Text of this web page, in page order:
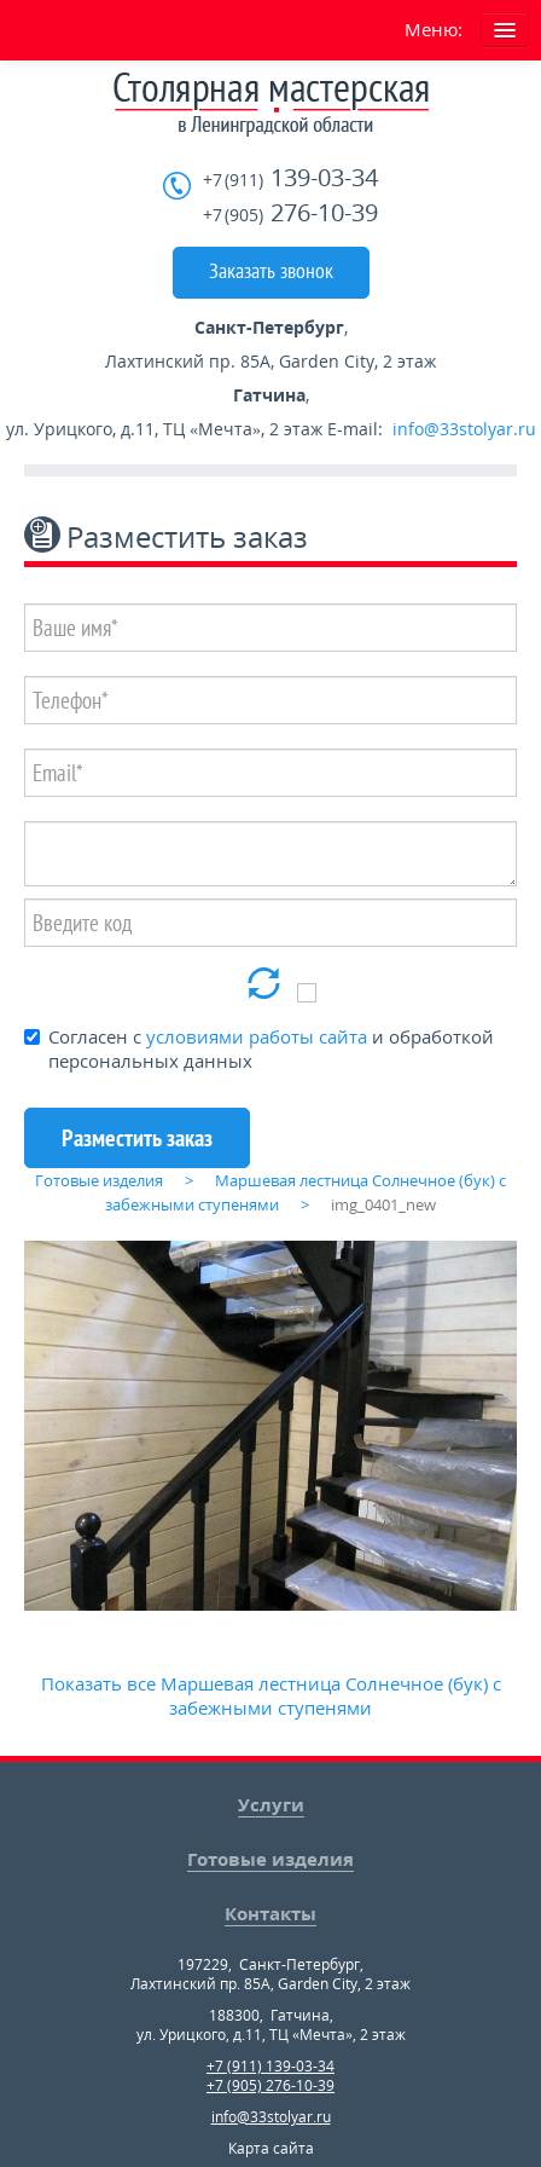
Меню:
Условия работы сайта
ГАРАНТИЯ
СКИДКИ
При заказе в декабре скидка -20%
КОНТАКТЫ
+7 (911) 139-03-34
+7 (905) 276-10-39
Заказать звонок
Санкт-Петербург,
Лахтинский пр. 85А, Garden City, 2 этаж
Гатчина,
ул. Урицкого, д.11, ТЦ «Мечта», 2 этажE-mail: info@33stolyar.ru
Разместить заказ
Согласен с условиями работы сайта и обработкой
персональных данных
Готовые изделия
Маршевая лестница Солнечное (бук) с
забежными ступенями
img_0401_new
Показать все Маршевая лестница Солнечное (бук) с
забежными ступенями
Услуги
Готовые изделия
Контакты
197229, Санкт-Петербург,
Лахтинский пр. 85А, Garden City, 2 этаж
188300, Гатчина,
ул. Урицкого, д.11, ТЦ «Мечта», 2 этаж
+7 (911) 139-03-34
+7 (905) 276-10-39
info@33stolyar.ru
Карта сайта